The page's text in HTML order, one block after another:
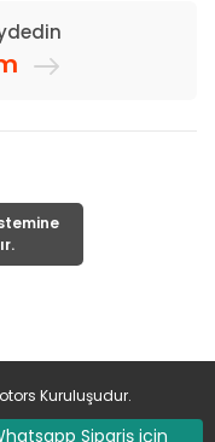
Sipariş için
Kuruluşudur.